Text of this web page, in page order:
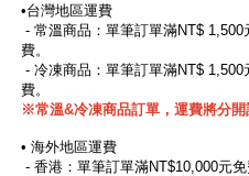
•台灣地區運費
- 常溫商品：單筆訂單滿NT$
費。
- 冷凍商品：單筆訂單滿NT$
費。
※常溫&冷凍商品訂單，運費將分開
• 海外地區運費
- 香港：單筆訂單滿NT$10,000元